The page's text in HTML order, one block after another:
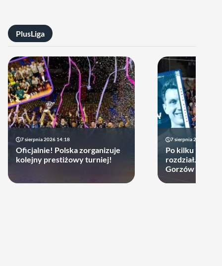
PlusLiga
7 sierpnia 2026 14:18
Oficjalnie! Polska zorganizuje
kolejny prestiżowy turniej!
7 sierpnia 2026 13:49
Po kilku latach
rozdział.
Gorzów może